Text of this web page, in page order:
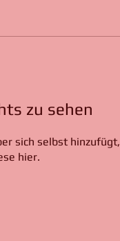
zu sehen
sich selbst hinzufügt,
hier.